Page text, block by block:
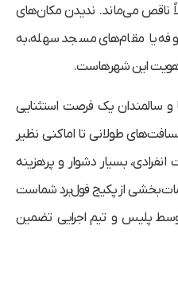
ناقص می‌ماند. ندیدن مکان‌های
یا مقام‌های مسجد سهله، به
هویت این شهرهاست.
و سالمندان یک فرصت استثنایی
طولانی تا اماکنی نظیر
بسیار دشوار و پرهزینه
بخشی از پکیج فول‌برد شماست
پلیس و تیم اجرایی تضمین